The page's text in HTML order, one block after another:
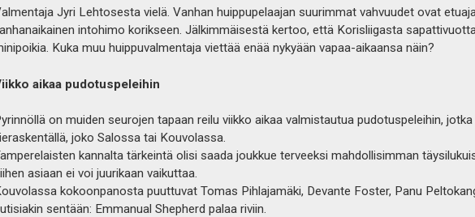
Jyri Lehtosesta vielä. Vanhan huippupelaajan suurimmat vahvuudet ovat
intohimo korikseen. Jälkimmäisestä kertoo, että Korisliigasta
Kuka muu huippuvalmentaja viettää enää nykyään vapaa-aikaansa näin?
aikaa pudotuspeleihin
on muiden seurojen tapaan reilu viikko aikaa valmistautua pudotuspeleihin,
joko Salossa tai Kouvolassa.
kannalta tärkeintä olisi saada joukkue terveeksi mahdollisimman
asiaan ei voi juurikaan vaikuttaa.
kokoonpanosta puuttuvat Tomas Pihlajamäki, Devante Foster, Panu
sentään: Emmanual Shepherd palaa riviin.